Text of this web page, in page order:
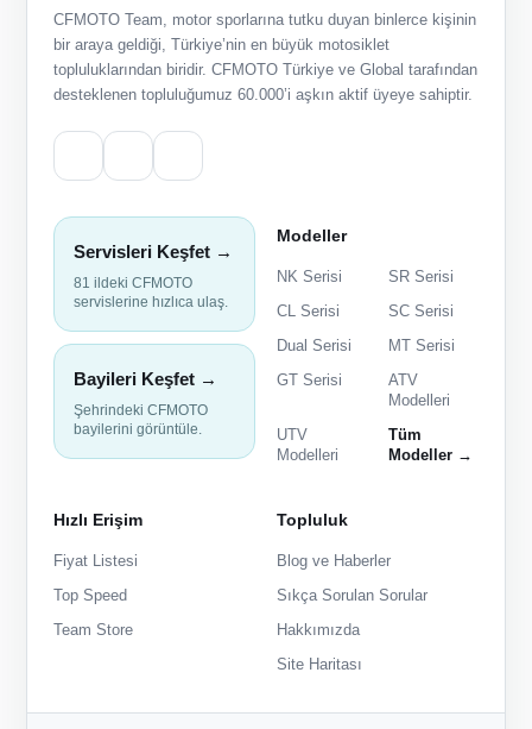
CFMOTO Team, motor sporlarına tutku duyan binlerce kişinin
bir araya geldiği, Türkiye’nin en büyük motosiklet
topluluklarından biridir. CFMOTO Türkiye ve Global tarafından
desteklenen topluluğumuz 60.000’i aşkın aktif üyeye sahiptir.
Servisleri Keşfet →
81 ildeki CFMOTO
servislerine hızlıca ulaş.
Bayileri Keşfet →
Şehrindeki CFMOTO
bayilerini görüntüle.
Modeller
NK Serisi
SR Serisi
CL Serisi
SC Serisi
Dual Serisi
MT Serisi
GT Serisi
ATV
Modelleri
UTV
Modelleri
Tüm
Modeller →
Hızlı Erişim
Fiyat Listesi
Top Speed
Team Store
Topluluk
Blog ve Haberler
Sıkça Sorulan Sorular
Hakkımızda
Site Haritası